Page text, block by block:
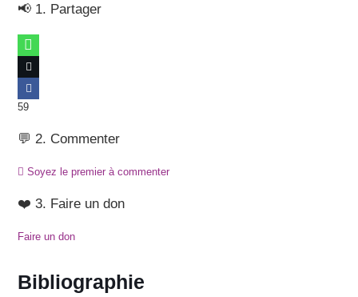
📢 1. Partager
59
💬 2. Commenter
Soyez le premier à commenter
❤️ 3. Faire un don
Faire un don
Bibliographie